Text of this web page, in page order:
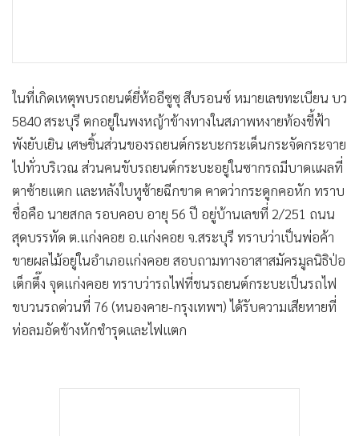
ในที่เกิดเหตุพบรถยนต์ยี่ห้ออีซูซุ สีบรอนซ์ หมายเลขทะเบียน บว
5840 สระบุรี ตกอยู่ในพงหญ้าข้างทางในสภาพหงายท้องชี้ฟ้า
พังยับเยิน เศษชิ้นส่วนของรถยนต์กระบะกระเด็นกระจัดกระจาย
ไปทั่วบริเวณ ส่วนคนขับรถยนต์กระบะอยู่ในซากรถมีบาดแผลที่
ตาซ้ายแตก และหลังใบหูซ้ายฉีกขาด คาดว่ากระดูกคอหัก ทราบ
ชื่อคือ นายสกล รอบคอบ อายุ 56 ปี อยู่บ้านเลขที่ 2/251 ถนน
สุดบรรทัด ต.แก่งคอย อ.แก่งคอย จ.สระบุรี ทราบว่าเป็นพ่อค้า
ขายผลไม้อยู่ในอำเภอแก่งคอย สอบถามทางอาสาสมัครมูลนิธิป่อ
เต็กตึ๊ง จุดแก่งคอย ทราบว่ารถไฟที่ชนรถยนต์กระบะเป็นรถไฟ
ขบวนรถด่วนที่ 76 (หนองคาย-กรุงเทพฯ) ได้รับความเสียหายที่
ท่อลมอัดข้างหักชำรุดและไฟแตก